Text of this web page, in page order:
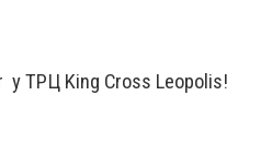
у ТРЦ King Cross Leopolis!